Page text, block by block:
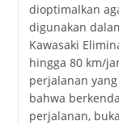
dioptimalkan
digunakan
Kawasaki
hingga 80 km/
perjalanan
bahwa
perjalanan,